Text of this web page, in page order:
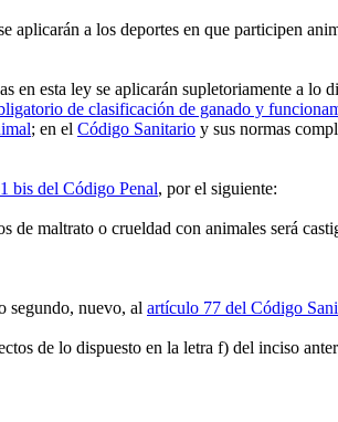
a los deportes en que participen
esta ley se aplicarán supletoriamente a lo
de clasificación de ganado y
; en el Código Sanitario y sus normas
bis del Código Penal, por el siguiente:
maltrato o crueldad con animales será
segundo, nuevo, al artículo 77 del Código
de lo dispuesto en la letra f) del inciso